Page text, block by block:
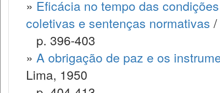
» Eficácia no tempo das
coletivas e sentenças normativas
p. 396-403
» A obrigação de paz e os
Lima, 1950